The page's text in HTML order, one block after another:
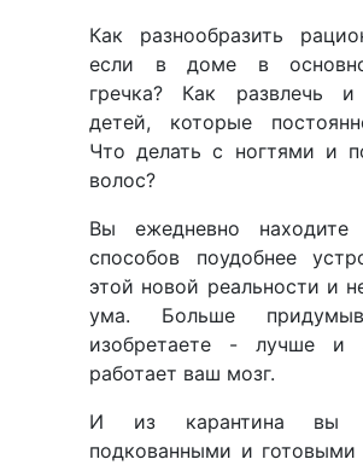
Как разнообразить
если в доме в
гречка? Как развлечь и
детей, которые
Что делать с ногтями и
волос?
Вы ежедневно находите
способов поудобнее
этой новой реальности и
ума. Больше
изобретаете - лучше и
работает ваш мозг.
И из карантина вы
подкованными и